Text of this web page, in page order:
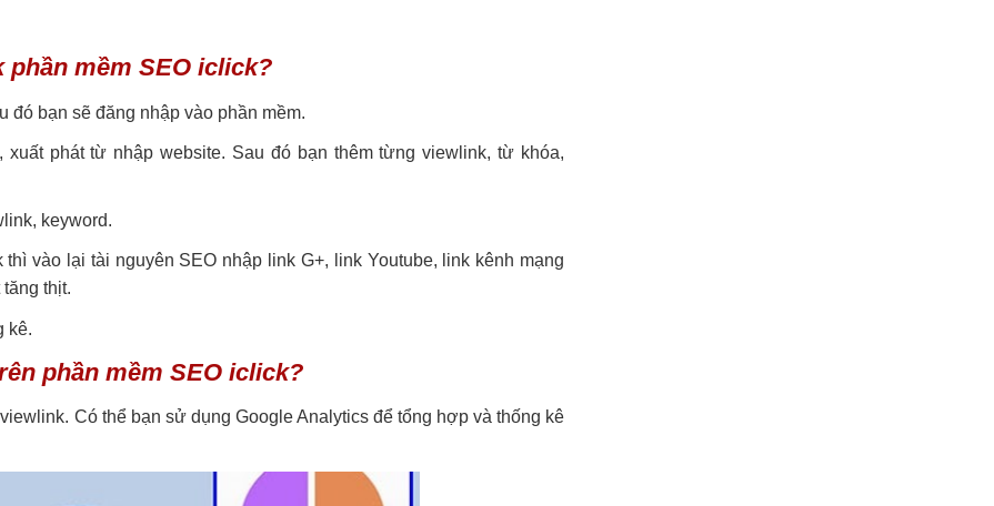
phần mềm SEO iclick?
đó bạn sẽ đăng nhập vào phần mềm.
phát từ nhập website. Sau đó bạn thêm từng viewlink, từ khóa,
keyword.
vào lại tài nguyên SEO nhập link G+, link Youtube, link kênh mạng
thịt.
kê.
phần mềm SEO iclick?
Có thể bạn sử dụng Google Analytics để tổng hợp và thống kê